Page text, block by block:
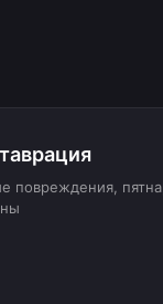
повреждения, пятна,